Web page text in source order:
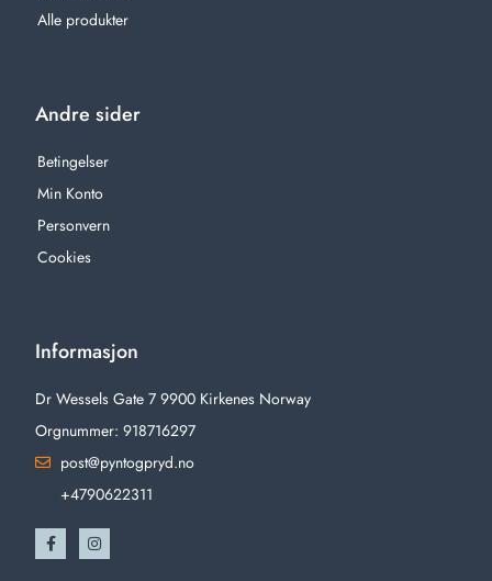
Alle produkter
Andre sider
Betingelser
Min Konto
Personvern
Cookies
Informasjon
Dr Wessels Gate 7 9900 Kirkenes Norway
Orgnummer: 918716297
post@pyntogpryd.no
+4790622311